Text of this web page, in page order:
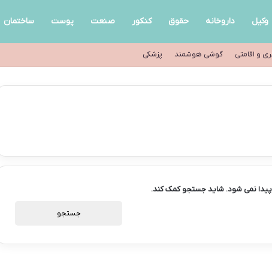
وکیل داروخانه حقوق کنکور صنعت پوست ساختمان
و اقامتی گوشی هوشمند پزشکی
نمی شود. شاید جستجو کمک کند.